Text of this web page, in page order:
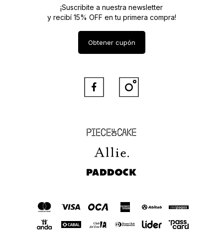
Piece of Cake
Allie
Paddock
¡Suscribite a nuestra newsletter
y recibí 15% OFF en tu primera compra!
Obtener cupón
 